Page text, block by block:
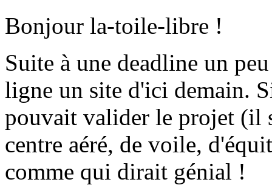
Bonjour la-toile-libre !
Suite à une deadline un
ligne un site d'ici demain.
pouvait valider le projet (il
centre aéré, de voile,
comme qui dirait génial !